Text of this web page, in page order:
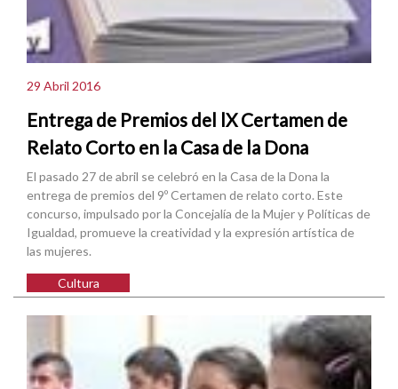
29 Abril 2016
Entrega de Premios del lX Certamen de
Relato Corto en la Casa de la Dona
El pasado 27 de abril se celebró en la Casa de la Dona la
entrega de premios del 9º Certamen de relato corto. Este
concurso, impulsado por la Concejalía de la Mujer y Políticas de
Igualdad, promueve la creatividad y la expresión artística de
las mujeres.
Cultura